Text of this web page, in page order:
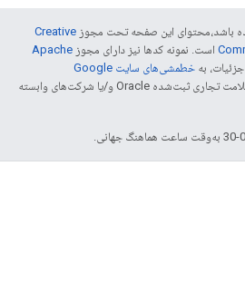
باشد،‌محتوای این صفحه تحت مجوز Creative
است. نمونه کدها نیز دارای مجوز Apache
به
خطمشی‌های سایت Google
مراجعه کنید. جاوا علامت تجاری ثبت‌شده Oracle و/یا شرکت‌های وابسته